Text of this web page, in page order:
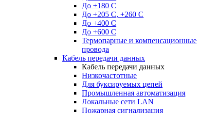
До +180 C
До +205 С, +260 С
До +400 C
До +600 С
Термопарные и компенсационные
провода
Кабель передачи данных
Кабель передачи данных
Низкочастотные
Для буксируемых цепей
Промышленная автоматизация
Локальные сети LAN
Пожарная сигнализация